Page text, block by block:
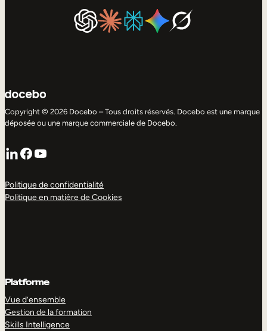
Copyright © 2026 Docebo – Tous droits réservés. Docebo est une marque
déposée ou une marque commerciale de Docebo.
LinkedIn
Facebook
YouTube
Politique de confidentialité
Politique en matière de Cookies
Platforme
Vue d’ensemble
Gestion de la formation
Skills Intelligence